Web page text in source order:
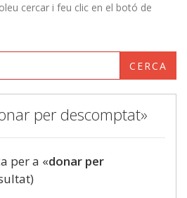
cercar i feu clic en el botó de
CERCA
per descomptat»
per a «donar per